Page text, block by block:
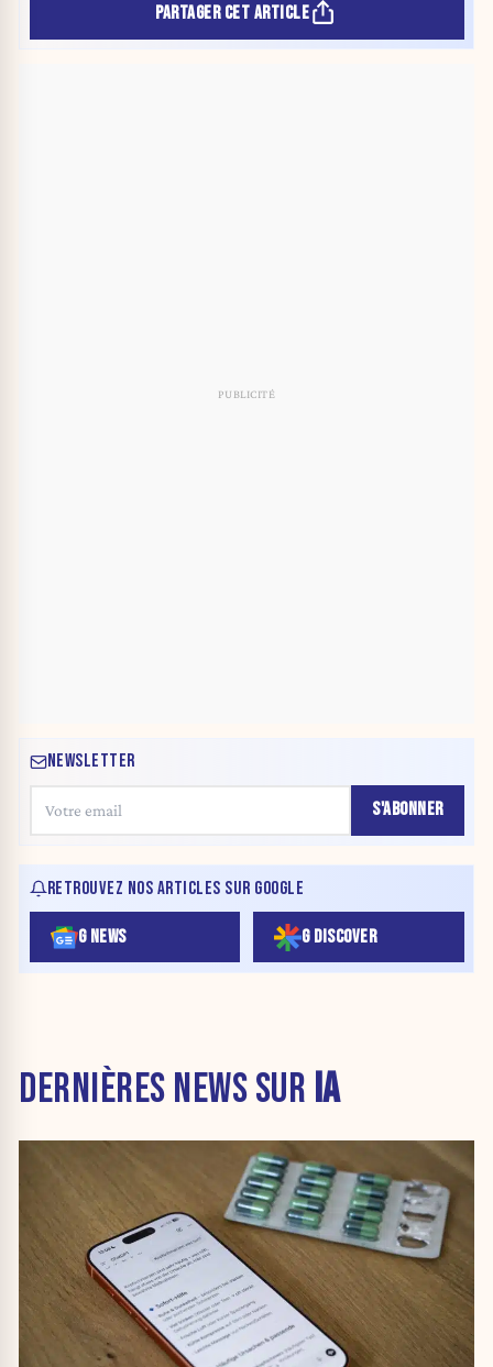
PARTAGER CET ARTICLE
NEWSLETTER
S'ABONNER
RETROUVEZ NOS ARTICLES SUR GOOGLE
G NEWS G DISCOVER
DERNIÈRES NEWS SUR IA